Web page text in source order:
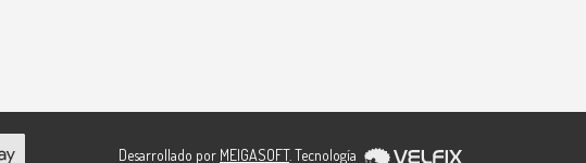
Desarrollado por MEIGASOFT. Tecnología